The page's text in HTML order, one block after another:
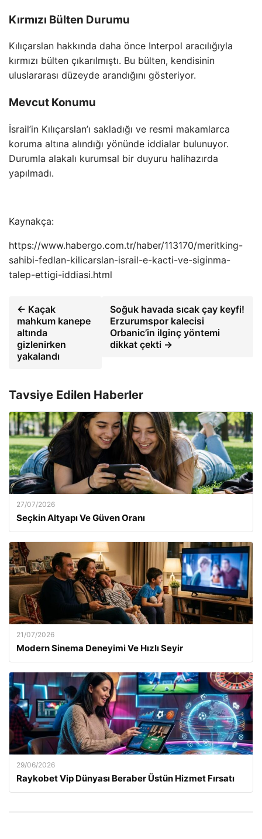
Kırmızı Bülten Durumu
Kılıçarslan hakkında daha önce Interpol aracılığıyla
kırmızı bülten çıkarılmıştı. Bu bülten, kendisinin
uluslararası düzeyde arandığını gösteriyor.
Mevcut Konumu
İsrail’in Kılıçarslan’ı sakladığı ve resmi makamlarca
koruma altına alındığı yönünde iddialar bulunuyor.
Durumla alakalı kurumsal bir duyuru halihazırda
yapılmadı.
Kaynakça:
https://www.habergo.com.tr/haber/113170/meritking-
sahibi-fedlan-kilicarslan-israil-e-kacti-ve-siginma-
talep-ettigi-iddiasi.html
← Kaçak
mahkum kanepe
altında
gizlenirken
yakalandı
Soğuk havada sıcak çay keyfi!
Erzurumspor kalecisi
Orbanic’in ilginç yöntemi
dikkat çekti →
Tavsiye Edilen Haberler
27/07/2026
Seçkin Altyapı Ve Güven Oranı
21/07/2026
Modern Sinema Deneyimi Ve Hızlı Seyir
29/06/2026
Raykobet Vip Dünyası Beraber Üstün Hizmet Fırsatı